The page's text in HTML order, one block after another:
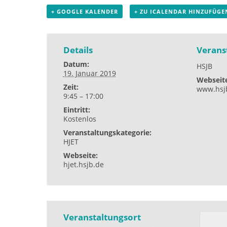
+ GOOGLE KALENDER + ZU ICALENDAR
Details
Datum:
19. Januar 2019
Zeit:
9:45 – 17:00
Eintritt:
Kostenlos
Veranstaltungskategorie:
HJET
Webseite:
hjet.hsjb.de
HSJB
Veranstaltungsort